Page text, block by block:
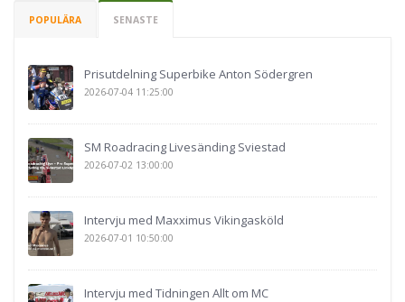
POPULÄRA SENASTE
Prisutdelning Superbike Anton Södergren
2026-07-04 11:25:00
SM Roadracing Livesänding Sviestad
2026-07-02 13:00:00
Intervju med Maxximus Vikingasköld
2026-07-01 10:50:00
Intervju med Tidningen Allt om MC